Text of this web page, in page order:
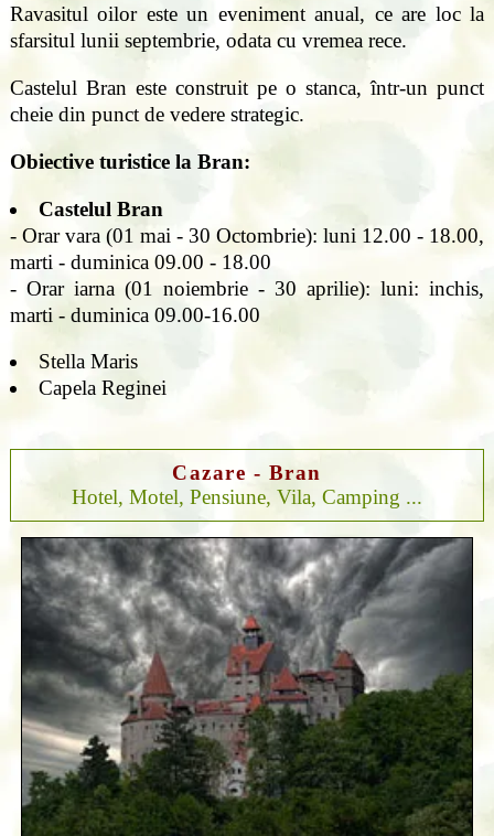
Ravasitul oilor este un eveniment anual, ce are loc la
sfarsitul lunii septembrie, odata cu vremea rece.
Castelul Bran este construit pe o stanca, într-un punct
cheie din punct de vedere strategic.
Obiective turistice la Bran:
Castelul Bran
- Orar vara (01 mai - 30 Octombrie): luni 12.00 - 18.00,
marti - duminica 09.00 - 18.00
- Orar iarna (01 noiembrie - 30 aprilie): luni: inchis,
marti - duminica 09.00-16.00
Stella Maris
Capela Reginei
Cazare - Bran
Hotel, Motel, Pensiune, Vila, Camping ...